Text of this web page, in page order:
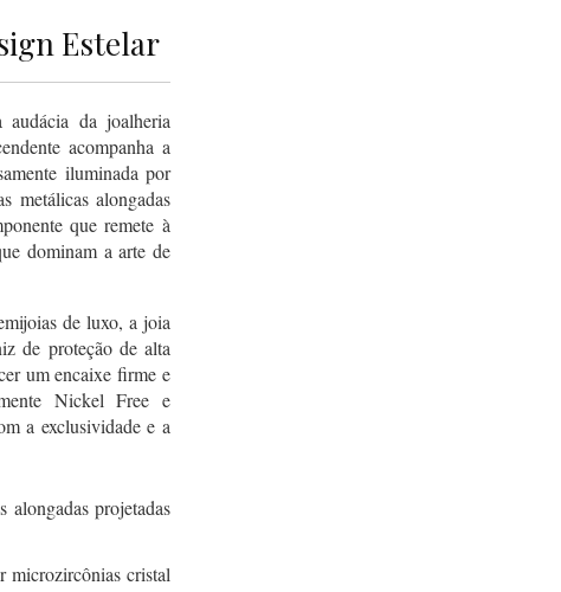
Estelar
da joalheria
acompanha a
iluminada por
metálicas alongadas
que remete à
dominam a arte de
de luxo, a joia
de proteção de alta
um encaixe firme e
Nickel Free e
a exclusividade e a
alongadas projetadas
microzircônias cristal